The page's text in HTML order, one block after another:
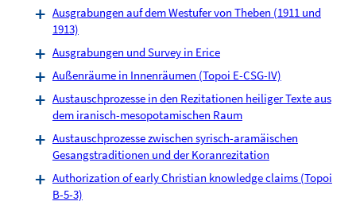
Ausgrabungen auf dem Westufer von Theben (1911 und
1913)
Ausgrabungen und Survey in Erice
Außenräume in Innenräumen (Topoi E-CSG-IV)
Austauschprozesse in den Rezitationen heiliger Texte aus
dem iranisch-mesopotamischen Raum
Austauschprozesse zwischen syrisch-aramäischen
Gesangstraditionen und der Koranrezitation
Authorization of early Christian knowledge claims (Topoi
B-5-3)